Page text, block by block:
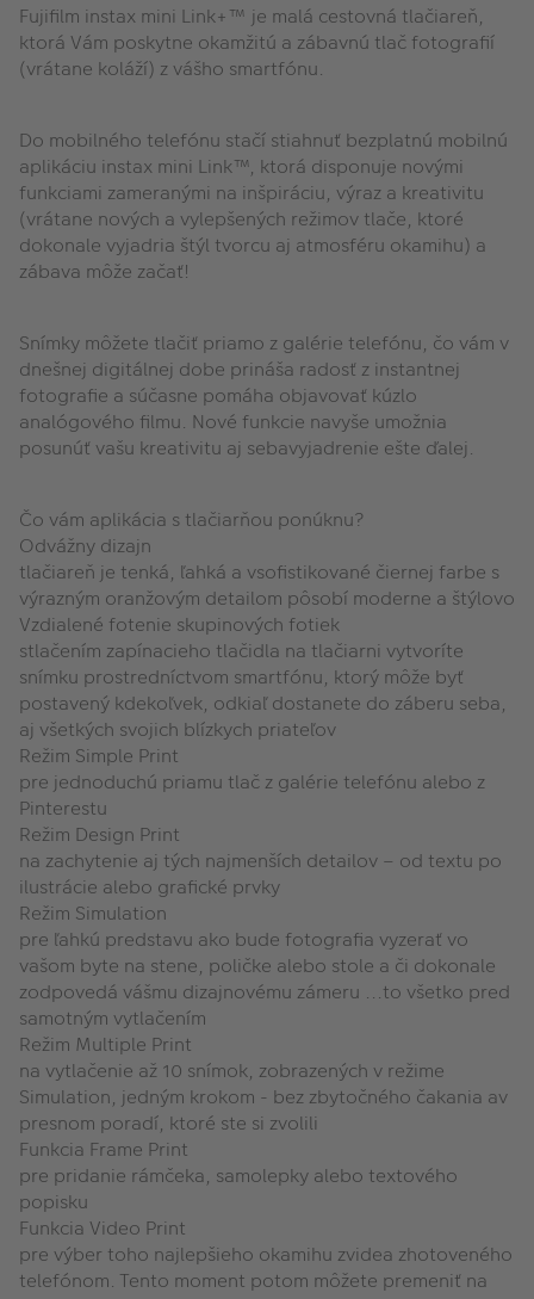
Fujifilm instax mini Link+™ je malá cestovná tlačiareň,
ktorá Vám poskytne okamžitú a zábavnú tlač fotografií
(vrátane koláží) z vášho smartfónu.
Do mobilného telefónu stačí stiahnuť bezplatnú mobilnú
aplikáciu instax mini Link™, ktorá disponuje novými
funkciami zameranými na inšpiráciu, výraz a kreativitu
(vrátane nových a vylepšených režimov tlače, ktoré
dokonale vyjadria štýl tvorcu aj atmosféru okamihu) a
zábava môže začať!
Snímky môžete tlačiť priamo z galérie telefónu, čo vám v
dnešnej digitálnej dobe prináša radosť z instantnej
fotografie a súčasne pomáha objavovať kúzlo
analógového filmu. Nové funkcie navyše umožnia
posunúť vašu kreativitu aj sebavyjadrenie ešte ďalej.
Čo vám aplikácia s tlačiarňou ponúknu?
Odvážny dizajn
tlačiareň je tenká, ľahká a vsofistikované čiernej farbe s
výrazným oranžovým detailom pôsobí moderne a štýlovo
Vzdialené fotenie skupinových fotiek
stlačením zapínacieho tlačidla na tlačiarni vytvoríte
snímku prostredníctvom smartfónu, ktorý môže byť
postavený kdekoľvek, odkiaľ dostanete do záberu seba,
aj všetkých svojich blízkych priateľov
Režim Simple Print
pre jednoduchú priamu tlač z galérie telefónu alebo z
Pinterestu
Režim Design Print
na zachytenie aj tých najmenších detailov – od textu po
ilustrácie alebo grafické prvky
Režim Simulation
pre ľahkú predstavu ako bude fotografia vyzerať vo
vašom byte na stene, poličke alebo stole a či dokonale
zodpovedá vášmu dizajnovému zámeru ...to všetko pred
samotným vytlačením
Režim Multiple Print
na vytlačenie až 10 snímok, zobrazených v režime
Simulation, jedným krokom - bez zbytočného čakania av
presnom poradí, ktoré ste si zvolili
Funkcia Frame Print
pre pridanie rámčeka, samolepky alebo textového
popisku
Funkcia Video Print
pre výber toho najlepšieho okamihu zvidea zhotoveného
telefónom. Tento moment potom môžete premeniť na